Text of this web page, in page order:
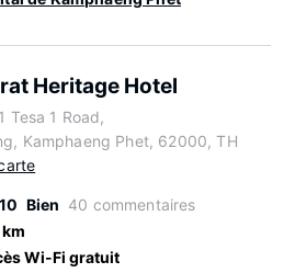
Heritage Hotel
Tesa 1 Road,
Kamphaeng Phet, 62000, TH
Bien 40 commentaires
Wi-Fi gratuit